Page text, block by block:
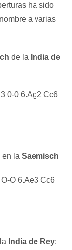
ha sido
a varias
de la India de
0-0 6.Ag2 Cc6
en la Saemisch
O 6.Ae3 Cc6
India de Rey: